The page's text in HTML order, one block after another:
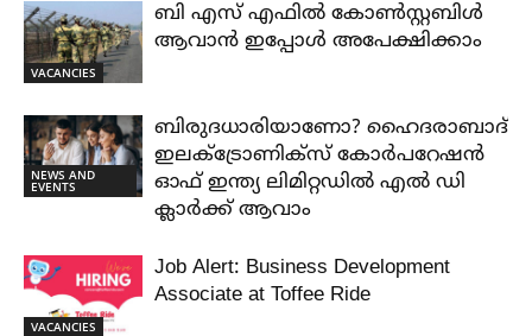
VACANCIES
ബി എസ് എഫിൽ കോൺസ്റ്റബിൾ
ആവാൻ ഇപ്പോൾ അപേക്ഷിക്കാം
NEWS AND
EVENTS
ബിരുദധാരിയാണോ? ഹൈദരാബാദ്
ഇലക്ട്രോണിക്സ് കോർപറേഷൻ
ഓഫ് ഇന്ത്യ ലിമിറ്റഡിൽ എൽ ഡി
ക്ലാർക്ക് ആവാം
VACANCIES
Job Alert: Business Development
Associate at Toffee Ride